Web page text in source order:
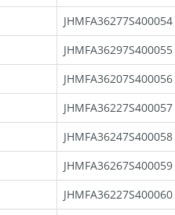
JHMFA36277S400054
JHMFA36297S400055
JHMFA36207S400056
JHMFA36227S400057
JHMFA36247S400058
JHMFA36267S400059
JHMFA36227S400060